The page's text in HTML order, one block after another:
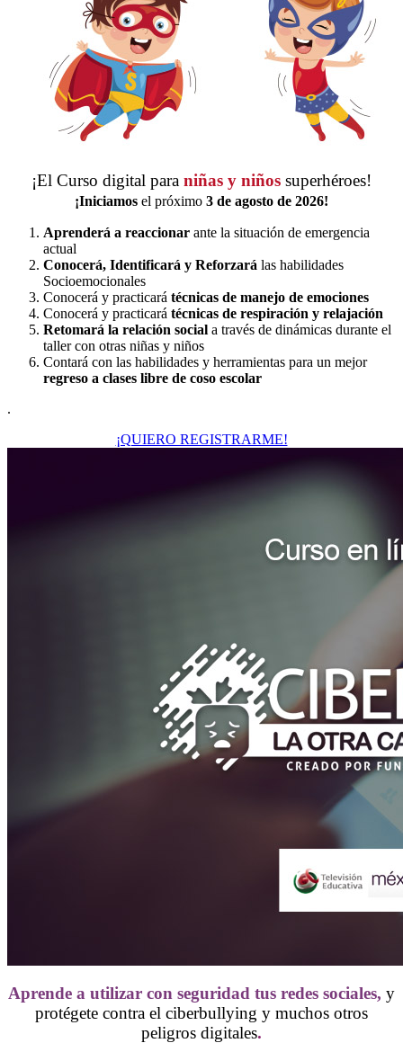
¡El Curso digital para niñas y niños superhéroes!
¡Iniciamos el próximo 3 de agosto de 2026!
Aprenderá a reaccionar ante la situación de emergencia
actual
Conocerá, Identificará y Reforzará las habilidades
Socioemocionales
Conocerá y practicará técnicas de manejo de emociones
Conocerá y practicará técnicas de respiración y relajación
Retomará la relación social a través de dinámicas durante el
taller con otras niñas y niños
Contará con las habilidades y herramientas para un mejor
regreso a clases libre de coso escolar
.
¡QUIERO REGISTRARME!
Aprende a utilizar con seguridad tus redes sociales, y
protégete contra el ciberbullying y muchos otros
peligros digitales.